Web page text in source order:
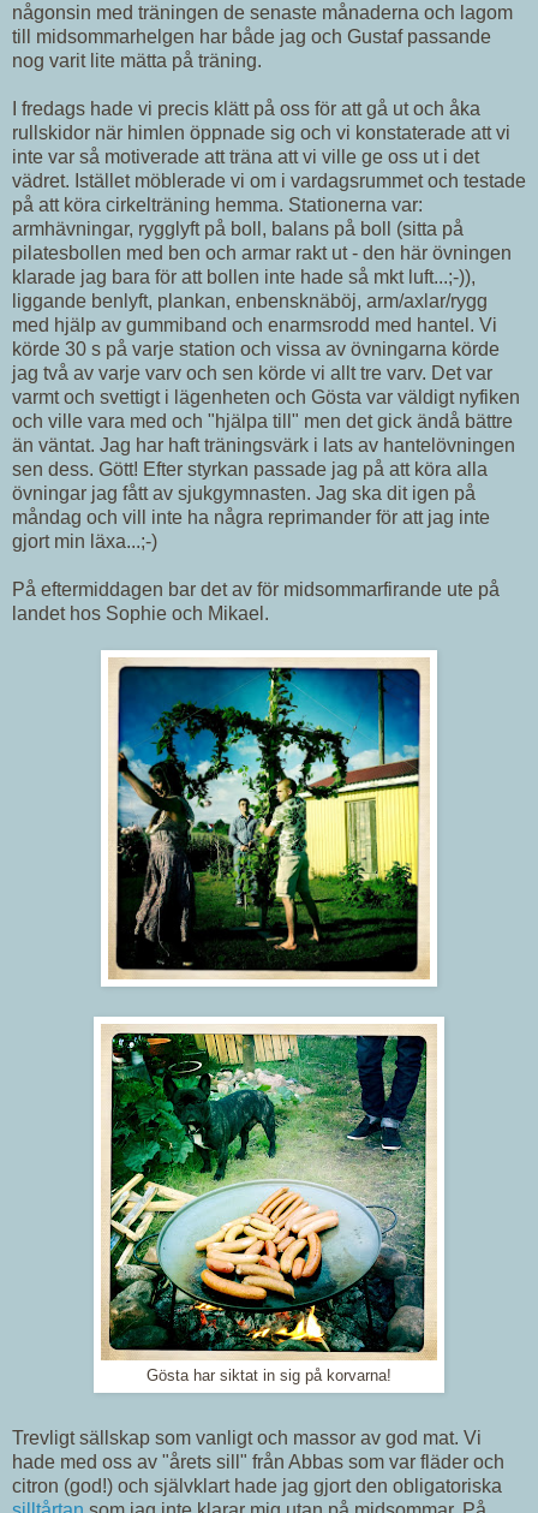
någonsin med träningen de senaste månaderna och lagom
till midsommarhelgen har både jag och Gustaf passande
nog varit lite mätta på träning.
I fredags hade vi precis klätt på oss för att gå ut och åka
rullskidor när himlen öppnade sig och vi konstaterade att vi
inte var så motiverade att träna att vi ville ge oss ut i det
vädret. Istället möblerade vi om i vardagsrummet och testade
på att köra cirkelträning hemma. Stationerna var:
armhävningar, rygglyft på boll, balans på boll (sitta på
pilatesbollen med ben och armar rakt ut - den här övningen
klarade jag bara för att bollen inte hade så mkt luft...;-)),
liggande benlyft, plankan, enbensknäböj, arm/axlar/rygg
med hjälp av gummiband och enarmsrodd med hantel. Vi
körde 30 s på varje station och vissa av övningarna körde
jag två av varje varv och sen körde vi allt tre varv. Det var
varmt och svettigt i lägenheten och Gösta var väldigt nyfiken
och ville vara med och "hjälpa till" men det gick ändå bättre
än väntat. Jag har haft träningsvärk i lats av hantelövningen
sen dess. Gött! Efter styrkan passade jag på att köra alla
övningar jag fått av sjukgymnasten. Jag ska dit igen på
måndag och vill inte ha några reprimander för att jag inte
gjort min läxa...;-)
På eftermiddagen bar det av för midsommarfirande ute på
landet hos Sophie och Mikael.
Gösta har siktat in sig på korvarna!
Trevligt sällskap som vanligt och massor av god mat. Vi
hade med oss av "årets sill" från Abbas som var fläder och
citron (god!) och självklart hade jag gjort den obligatoriska